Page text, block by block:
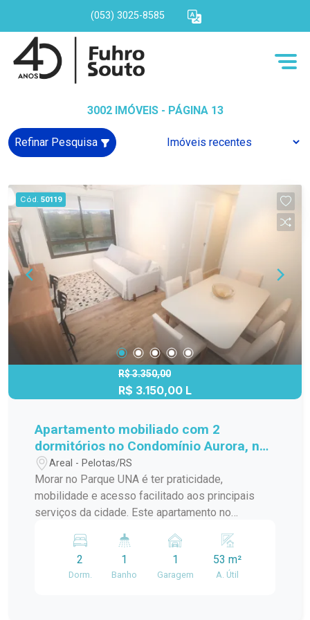
(053) 3025-8585
3002 IMÓVEIS - PÁGINA 13
Refinar Pesquisa
Cód. 50119
R$ 3.350,00
R$ 3.150,00 L
Apartamento mobiliado com 2
dormitórios no Condomínio Aurora, no
Parque UNA
Areal - Pelotas/RS
Morar no Parque UNA é ter praticidade,
mobilidade e acesso facilitado aos principais
serviços da cidade. Este apartamento no
mobiliário planejado e uma localização
estratégica, oferecendo conforto e
funcionalidade para famílias que buscam
2
Dorm.
1
Banho
1
Garagem
53 m²
A. Útil